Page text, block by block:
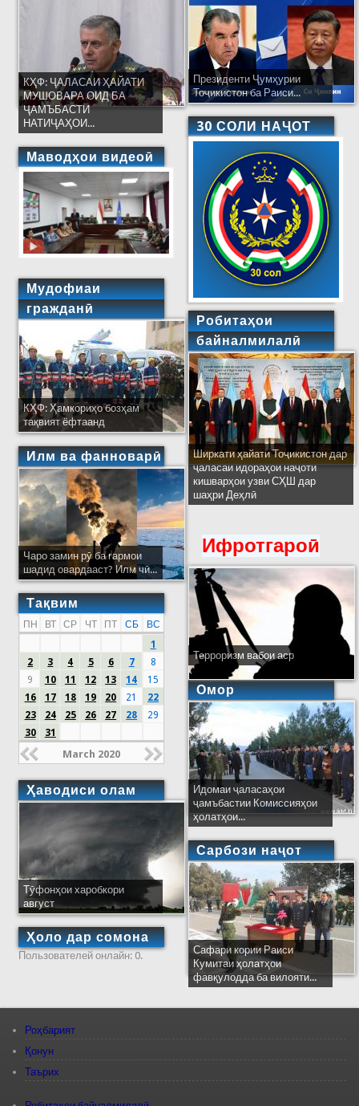
КҲФ: ҶАЛАСАИ ҲАЙАТИ
МУШОВАРА ОИД БА
ҶАМЪБАСТИ
НАТИҶАҲОИ...
Маводҳои видеоӣ
Мудофиаи
гражданӣ
КҲФ: Ҳамкориҳо бозҳам
тақвият ёфтаанд
Илм ва фанноварӣ
Чаро замин рӯ ба гармои
шадид овардааст? Илм чӣ...
Тақвим
ПН ВТ СР ЧТ ПТ СБ
ВС
1
2
3 4 5 6 7
8
9
10 11 12 13 14
15
16
17 18 19 20 21
22
23
24 25 26 27 28
29
30
31
March 2020
Ҳаводиси олам
Тӯфонҳои харобкори
август
Ҳоло дар сомона
Пользователей онлайн: 0.
Президенти Ҷумҳурии
Тоҷикистон ба Раиси...
30 СОЛИ НАҶОТ
Робитаҳои
байналмилалӣ
Ширкати ҳайати Тоҷикистон дар
ҷаласаи идораҳои наҷоти
кишварҳои узви СҲШ дар
шаҳри Деҳлӣ
Ифротгароӣ
Терроризм вабои аср
Омор
Идомаи ҷаласаҳои
ҷамъбастии Комиссияҳои
ҳолатҳои...
Сарбози наҷот
Сафари кории Раиси
Кумитаи ҳолатҳои
фавқулодда ба вилояти...
Роҳбарият
Қонун
Таърих